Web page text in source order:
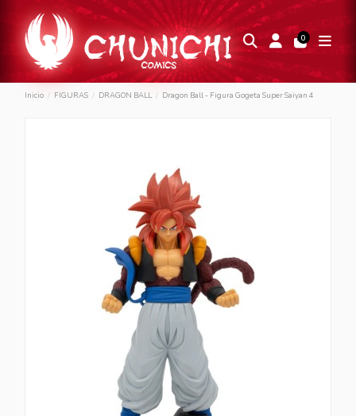
0
Inicio FIGURAS DRAGON BALL Dragon Ball - Figura Gogeta Super Saiyan 4